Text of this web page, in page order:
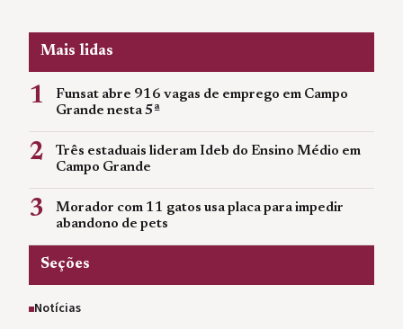
Mais lidas
1
Funsat abre 916 vagas de emprego em Campo
Grande nesta 5ª
2
Três estaduais lideram Ideb do Ensino Médio em
Campo Grande
3
Morador com 11 gatos usa placa para impedir
abandono de pets
Seções
Notícias